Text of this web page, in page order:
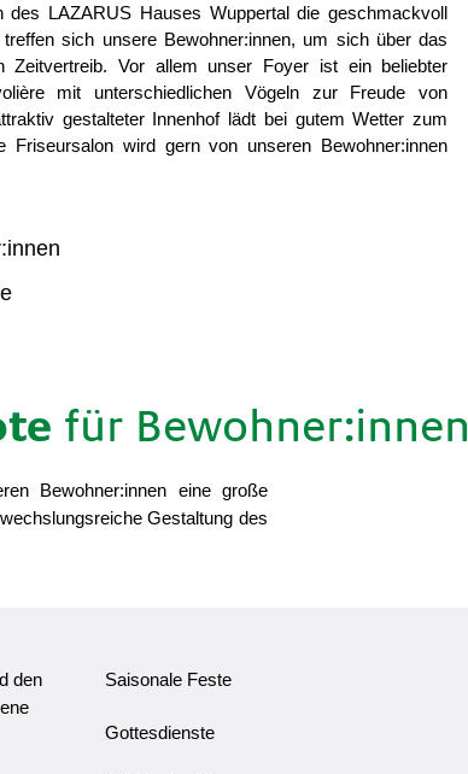
LAZARUS Hauses Wuppertal die geschmackvoll
sich unsere Bewohner:innen, um sich über das
Zeitvertreib. Vor allem unser Foyer ist ein beliebter
mit unterschiedlichen Vögeln zur Freude von
gestalteter Innenhof lädt bei gutem Wetter zum
wird gern von unseren Bewohner:innen
für Bewohner:innen
Bewohner:innen eine große
Gestaltung des
den
Saisonale Feste
Gottesdienste